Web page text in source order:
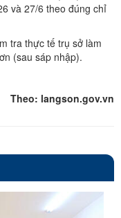
và 27/6 theo đúng chỉ
tra thực tế trụ sở làm
(sau sáp nhập).
Theo: langson.gov.vn